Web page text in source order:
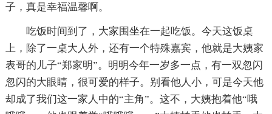
子，真是幸福温馨啊。
吃饭时间到了，大家围坐在一起吃饭。今天这饭桌
上，除了一桌大人外，还有一个特殊嘉宾，他就是大姨家
表哥的儿子“郑家明”。明明今年一岁多一点，有一双忽闪
忽闪的大眼睛，很可爱的样子。别看他人小，可是今天他
却成了我们这一家人中的“主角”。这不，大姨抱着他“哦